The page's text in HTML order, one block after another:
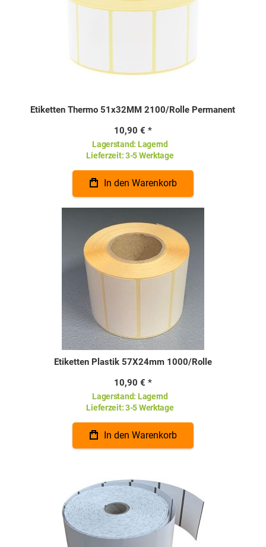
Etiketten Thermo 51x32MM 2100/Rolle Permanent
10,90 €
Lagerstand: Lagernd
Lieferzeit:3-5 Werktage
In den Warenkorb
Etiketten Plastik 57X24mm 1000/Rolle
10,90 €
Lagerstand: Lagernd
Lieferzeit:3-5 Werktage
In den Warenkorb